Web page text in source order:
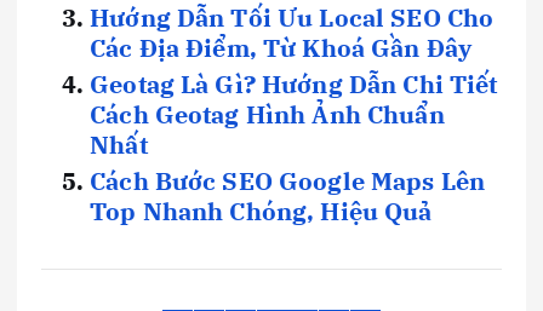
Hướng Dẫn Tối Ưu Local SEO Cho
Các Địa Điểm, Từ Khoá Gần Đây
Geotag Là Gì? Hướng Dẫn Chi Tiết
Cách Geotag Hình Ảnh Chuẩn
Nhất
Cách Bước SEO Google Maps Lên
Top Nhanh Chóng, Hiệu Quả